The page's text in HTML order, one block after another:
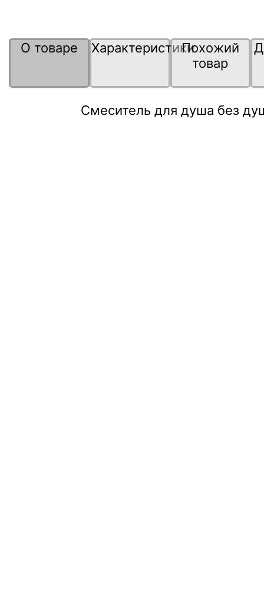
О товаре ХарактеристикиПохожий
товар
Смеситель для душа без